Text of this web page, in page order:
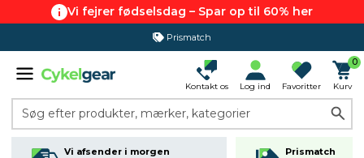
Vi fejrer fødselsdag – Spar op til 60% her
Prismatch
365 dages returret
Kontakt os Log ind Favoritter
0
Kurv
Søg efter produkter, mærker, kategorier
Vi afsender i morgen
Prismatch